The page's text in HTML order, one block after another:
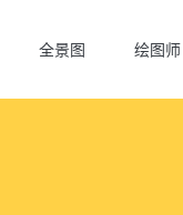
全景图 绘图师